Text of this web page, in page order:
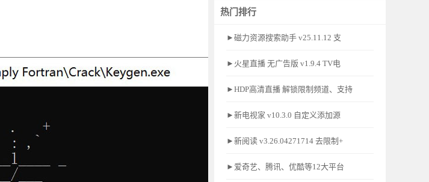
热门排行
►磁力资源搜索助手 v25.11.12 支
►火星直播 无广告版 v1.9.4 TV电
►HDP高清直播 解锁限制频道、支持
►新电视家 v10.3.0 自定义添加源
►新阅读 v3.26.04271714 去限制+
►爱奇艺、腾讯、优酷等12大平台